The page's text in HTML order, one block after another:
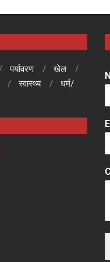
पर्यावरण
खेल
स्वास्थ्य
धर्म/
i
r